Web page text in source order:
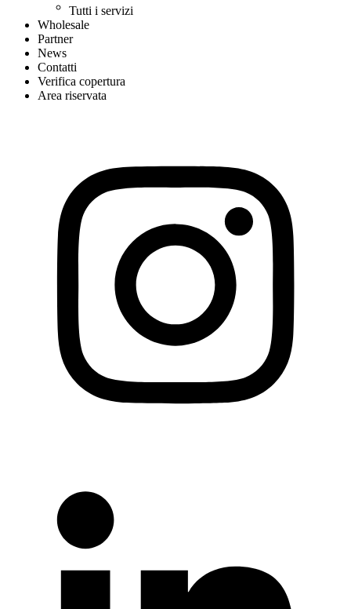
Tutti i servizi
Wholesale
Partner
News
Contatti
Verifica copertura
Area riservata